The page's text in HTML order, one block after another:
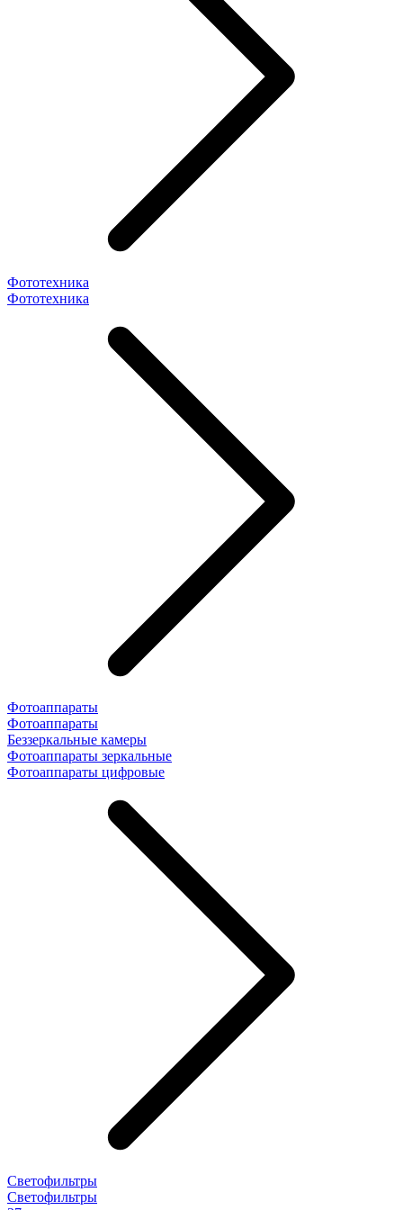
Фототехника
Фототехника
Фотоаппараты
Фотоаппараты
Беззеркальные камеры
Фотоаппараты зеркальные
Фотоаппараты цифровые
Светофильтры
Светофильтры